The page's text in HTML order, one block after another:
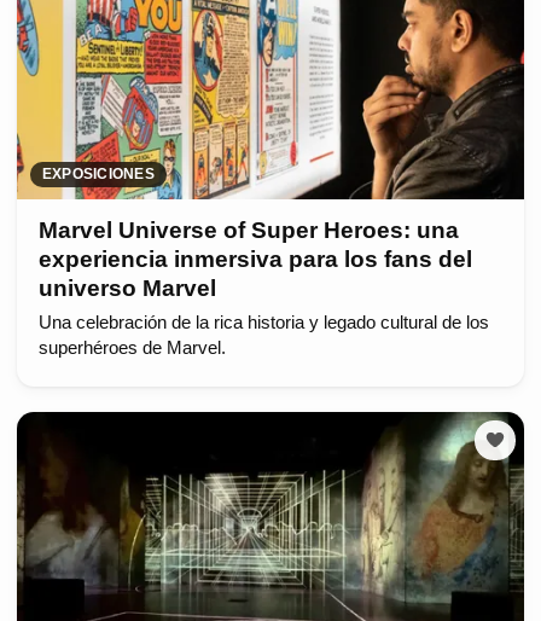
EXPOSICIONES
Marvel Universe of Super Heroes: una
experiencia inmersiva para los fans del
universo Marvel
Una celebración de la rica historia y legado cultural de los
superhéroes de Marvel.